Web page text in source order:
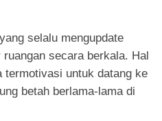
selalu mengupdate
secara berkala. Hal
termotivasi untuk datang ke
betah berlama-lama di